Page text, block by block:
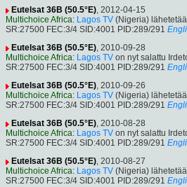
Eutelsat 36B (50.5°E), 2012-04-15
Multichoice Africa: Lagos TV (Nigeria)
SR:27500 FEC:3/4 SID:4001 PID:289/291
Eutelsat 36B (50.5°E), 2010-09-28
Multichoice Africa: Lagos TV on nyt salattu
SR:27500 FEC:3/4 SID:4001 PID:289/291
Eutelsat 36B (50.5°E), 2010-09-26
Multichoice Africa: Lagos TV (Nigeria)
SR:27500 FEC:3/4 SID:4001 PID:289/291
Eutelsat 36B (50.5°E), 2010-08-28
Multichoice Africa: Lagos TV on nyt salattu
SR:27500 FEC:3/4 SID:4001 PID:289/291
Eutelsat 36B (50.5°E), 2010-08-27
Multichoice Africa: Lagos TV (Nigeria)
SR:27500 FEC:3/4 SID:4001 PID:289/291